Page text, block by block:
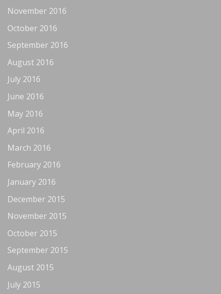
November 2016
October 2016
September 2016
August 2016
July 2016
June 2016
May 2016
April 2016
March 2016
February 2016
January 2016
December 2015
November 2015
October 2015
September 2015
August 2015
July 2015